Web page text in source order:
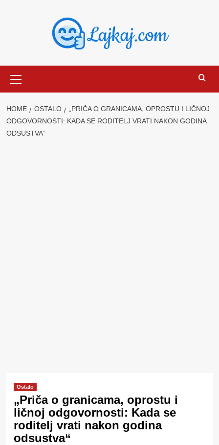
Menu
HOME OSTALO
„PRIČA O GRANICAMA, OPROSTU I LIČNOJ
ODGOVORNOSTI: KADA SE RODITELJ VRATI NAKON GODINA
ODSUSTVA“
Ostalo
„Priča o granicama, oprostu i
ličnoj odgovornosti: Kada se
roditelj vrati nakon godina
odsustva“